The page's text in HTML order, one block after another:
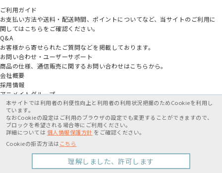
ご利用ガイド
お支払い方法や送料・配送時間、ポイントについてなど、当サイトのご利用に
関してはこちらをご確認ください。
Q&A
お客様から寄せられたご質問などを掲載しております。
お問い合わせ・ユーザーサポート
商品の仕様、通信販売に関するお問い合わせはこちらから。
会社概要
採用情報
アニメイトグループ
特定商取引法に基づく表記
Copyright movic Co.,Ltd. 2005-2026
本サイトでは利用者の利便性向上と利用者の利用状況把握のためCookieを利用し
ています。
なおCookieの設定はご利用のブラウザの設定でも変更することができますので、
ブロックを希望される場合等にご利用ください。
詳細については 個人情報保護方針 をご確認ください。
Cookieの拒否方法は こちら
理解しました、許可します